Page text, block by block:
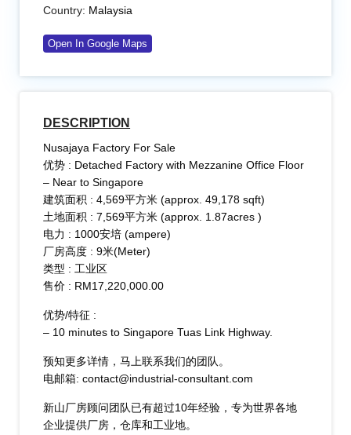
Country: Malaysia
Open In Google Maps
DESCRIPTION
Nusajaya Factory For Sale
优势 : Detached Factory with Mezzanine Office Floor
– Near to Singapore
建筑面积 : 4,569平方米 (approx. 49,178 sqft)
土地面积 : 7,569平方米 (approx. 1.87acres )
电力 : 1000安培 (ampere)
厂房高度 : 9米(Meter)
类型 : 工业区
​售价 : RM17,220,000.00
优势/特征 :
– 10 minutes to Singapore Tuas Link Highway.
预知更多详情，马上联系我们的团队。
电邮箱: contact@industrial-consultant.com
新山厂房顾问团队已有超过10年经验，专为世界各地
企业提供厂房，仓库和工业地。